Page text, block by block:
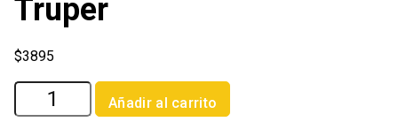
Truper
$3895
Antorcha
para
Añadir al carrito